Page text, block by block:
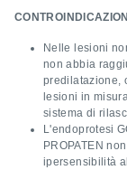
Nelle lesioni
non abbia
predilatazione,
lesioni in
sistema di
L'endoprotesi
PROPATEN
ipersensibilità